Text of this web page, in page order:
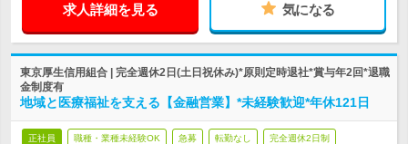
求人詳細を見る 気になる
東京厚生信用組合 | 完全週休2日(土日祝休み)*原則定時退社*賞与年2回*退職
金制度有
地域と医療福祉を支える【金融営業】*未経験歓迎*年休121日
正社員 職種・業種未経験OK 急募 転勤なし 完全週休2日制